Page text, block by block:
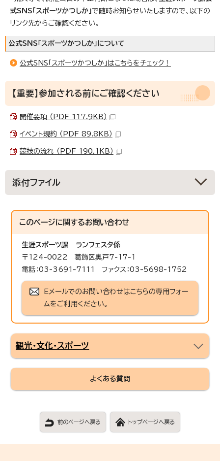
式SNS「スポーツかつしか」で随時お知らせいたしますので、以下の
リンク先からご確認ください。
公式SNS「スポーツかつしか」について
公式SNS「スポーツかつしか」はこちらをチェック！
【重要】参加される前にご確認ください
開催要項 （PDF 117.9KB）
イベント規約 （PDF 89.8KB）
競技の流れ （PDF 190.1KB）
添付ファイル
このページに関するお問い合わせ
生涯スポーツ課
ランフェスタ係
〒124-0022 葛飾区奥戸7-17-1
電話：03-3691-7111 ファクス：03-5698-1752
Eメールでのお問い合わせはこちらの専用フォー
ムをご利用ください。
観光・文化・スポーツ
よくある質問
前のページへ戻る トップページへ戻る